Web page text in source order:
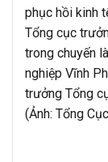
Tổng cục
trong chuyến
nghiệp Vĩnh
trưởng Tổng
(Ảnh: Tổng